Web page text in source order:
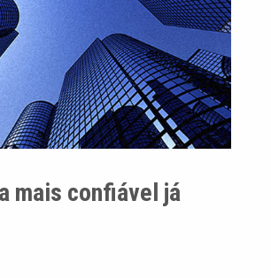
mais confiável já